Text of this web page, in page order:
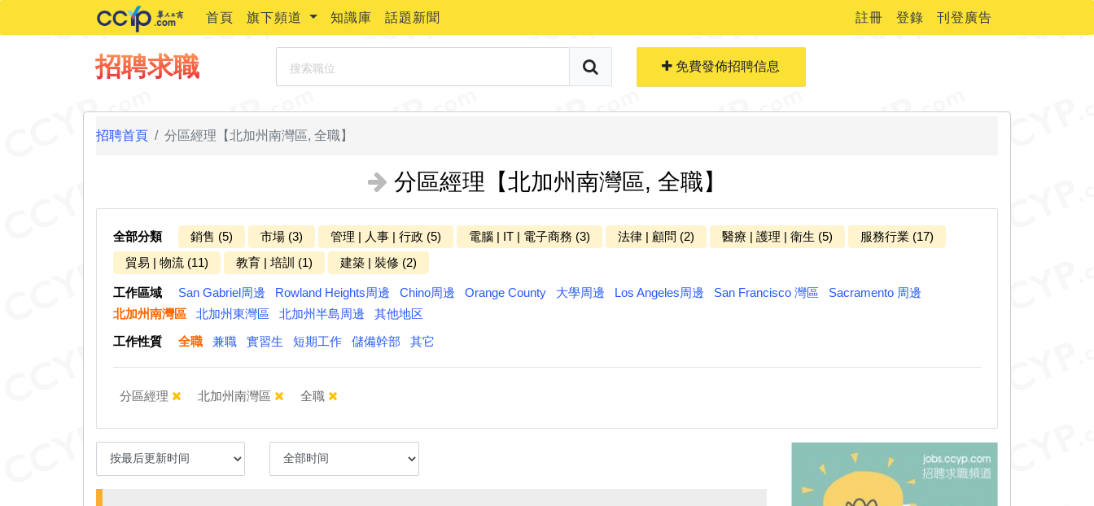
首頁 旗下頻道 知識庫 話題新聞 註冊 登錄 刊登廣告
招聘求職 免費發佈招聘信息
免費生成簡歷
招聘首頁 分區經理【北加州南灣區, 全職】
分區經理【北加州南灣區, 全職】
全部分類 銷售 (5) 市場 (3) 管理 | 人事 | 行政 (5) 電腦 | IT | 電子商務 (3) 法律 | 顧問 (2) 醫療 | 護理 | 衛生 (5)
服務行業 (17)
貿易 | 物流 (11)
教育 | 培訓 (1) 建築 | 裝修 (2)
工作區域 San Gabriel周邊 Rowland Heights周邊 Chino周邊 Orange County 大學周邊 Los Angeles周邊 San Francisco 灣區
Sacramento 周邊
北加州南灣區
北加州東灣區 北加州半島周邊
其他地区
工作性質
全職 兼職 實習生 短期工作 儲備幹部 其它
分區經理 北加州南灣區 全職